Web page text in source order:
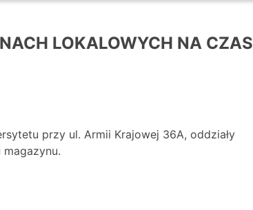
LOKALOWYCH NA CZAS
przy ul. Armii Krajowej 36A, oddziały